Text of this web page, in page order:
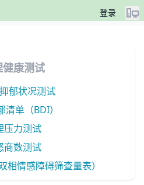
登录
健康测试
郁状况测试
清单（BDI）
压力测试
商数测试
相情感障碍筛查量表）